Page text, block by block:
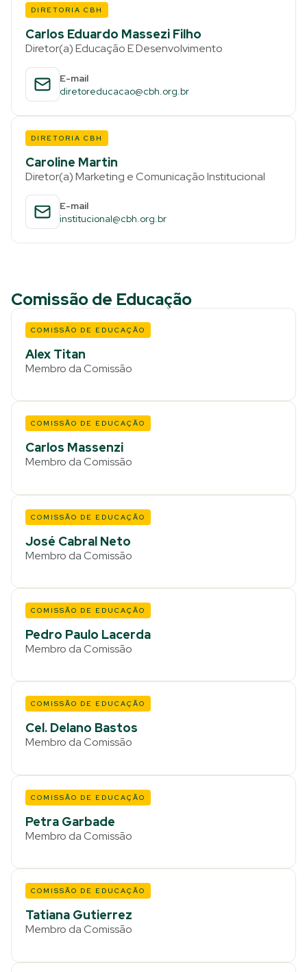
DIRETORIA CBH
Carlos Eduardo Massezi Filho
Diretor(a) Educação E Desenvolvimento
E-mail
diretoreducacao@cbh.org.br
DIRETORIA CBH
Caroline Martin
Diretor(a) Marketing e Comunicação Institucional
E-mail
institucional@cbh.org.br
Comissão de Educação
COMISSÃO DE EDUCAÇÃO
Alex Titan
Membro da Comissão
COMISSÃO DE EDUCAÇÃO
Carlos Massenzi
Membro da Comissão
COMISSÃO DE EDUCAÇÃO
José Cabral Neto
Membro da Comissão
COMISSÃO DE EDUCAÇÃO
Pedro Paulo Lacerda
Membro da Comissão
COMISSÃO DE EDUCAÇÃO
Cel. Delano Bastos
Membro da Comissão
COMISSÃO DE EDUCAÇÃO
Petra Garbade
Membro da Comissão
COMISSÃO DE EDUCAÇÃO
Tatiana Gutierrez
Membro da Comissão